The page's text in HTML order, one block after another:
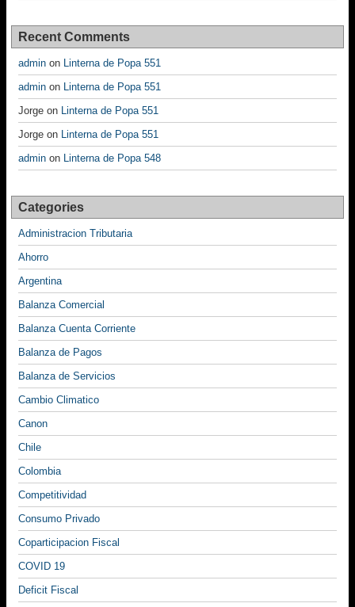
Recent Comments
admin on Linterna de Popa 551
admin on Linterna de Popa 551
Jorge on Linterna de Popa 551
Jorge on Linterna de Popa 551
admin on Linterna de Popa 548
Categories
Administracion Tributaria
Ahorro
Argentina
Balanza Comercial
Balanza Cuenta Corriente
Balanza de Pagos
Balanza de Servicios
Cambio Climatico
Canon
Chile
Colombia
Competitividad
Consumo Privado
Coparticipacion Fiscal
COVID 19
Deficit Fiscal